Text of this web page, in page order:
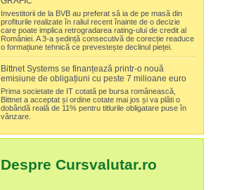
Investitorii de la BVB au preferat să ia de pe masă din
profiturile realizate în raliul recent înainte de o decizie
care poate implica retrogradarea rating-ului de credit al
României. A 3-a ședință consecutivă de corecție readuce
o formațiune tehnică ce prevestește declinul pieței.
Bittnet Systems se finanțează printr-o nouă
emisiune de obligațiuni cu peste 7 milioane euro
Prima societate de IT cotată pe bursa românească,
Bittnet a acceptat și ordine cotate mai jos și va plăti o
dobândă reală de 11% pentru titlurile obligatare puse în
vânzare.
Despre Cursvalutar.ro